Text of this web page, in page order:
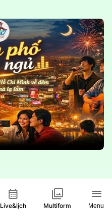
Live&lịch Multiform Menu